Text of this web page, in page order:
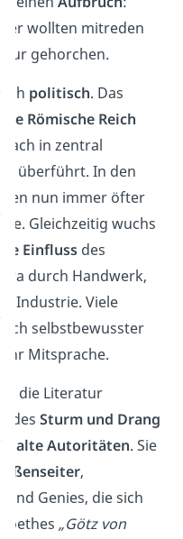
wollten mitreden
nur gehorchen.
politisch. Das
Römische Reich
nach in zentral
überführt. In den
nun immer öfter
Gleichzeitig wuchs
Einfluss des
durch Handwerk,
Industrie. Viele
selbstbewusster
Mitsprache.
in die Literatur
desSturm und Drang
alte Autoritäten. Sie
Außenseiter,
und Genies, die sich
„Götz von